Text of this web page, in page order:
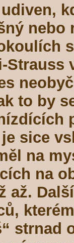
Strauss
to by
sice
na
na
až.
strnad